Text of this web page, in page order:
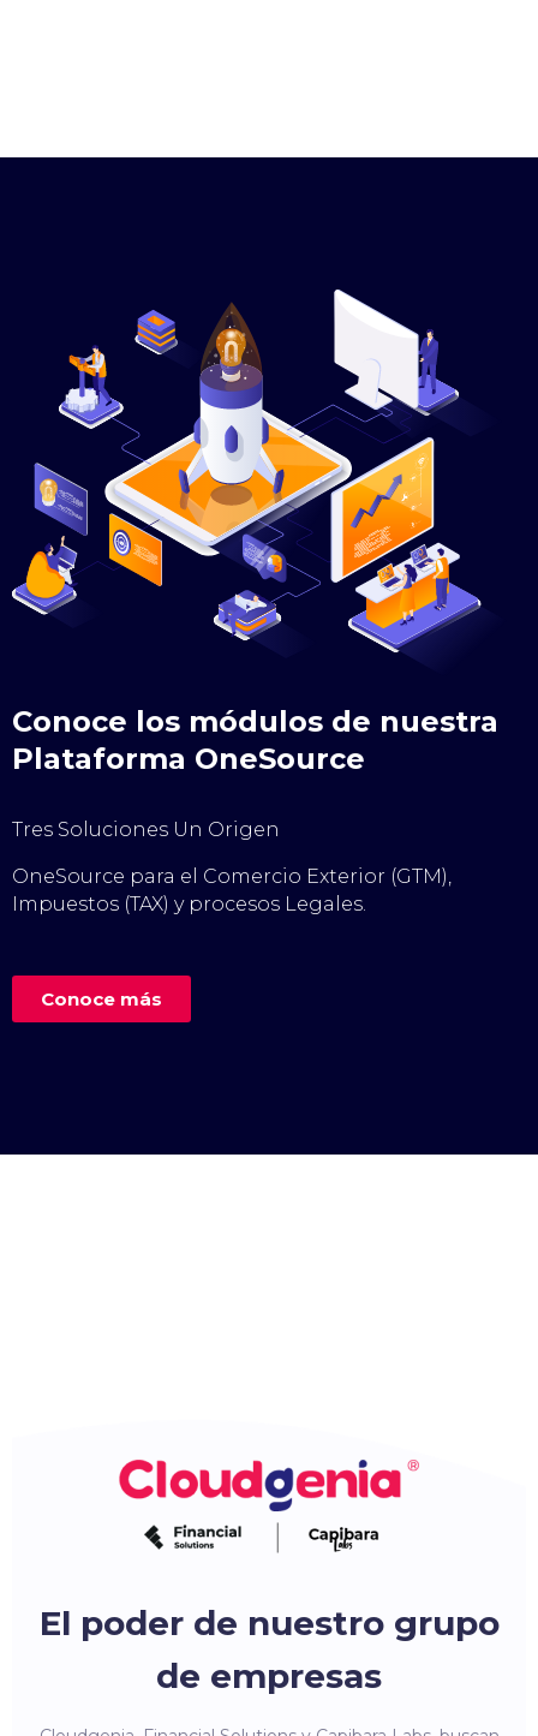
Conoce los módulos de nuestra
Plataforma OneSource
Tres Soluciones Un Origen
OneSource para el Comercio Exterior (GTM),
Impuestos (TAX) y procesos Legales.
Conoce más
El poder de nuestro grupo
de empresas